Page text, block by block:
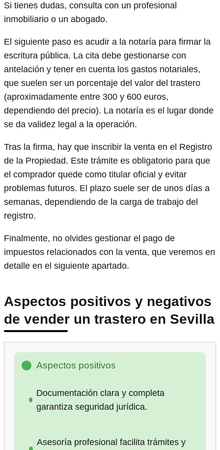
Si tienes dudas, consulta con un profesional
inmobiliario o un abogado.
El siguiente paso es acudir a la notaría para firmar la
escritura pública. La cita debe gestionarse con
antelación y tener en cuenta los gastos notariales,
que suelen ser un porcentaje del valor del trastero
(aproximadamente entre 300 y 600 euros,
dependiendo del precio). La notaría es el lugar donde
se da validez legal a la operación.
Tras la firma, hay que inscribir la venta en el Registro
de la Propiedad. Este trámite es obligatorio para que
el comprador quede como titular oficial y evitar
problemas futuros. El plazo suele ser de unos días a
semanas, dependiendo de la carga de trabajo del
registro.
Finalmente, no olvides gestionar el pago de
impuestos relacionados con la venta, que veremos en
detalle en el siguiente apartado.
Aspectos positivos y negativos
de vender un trastero en Sevilla
Aspectos positivos
Documentación clara y completa
garantiza seguridad jurídica.
Asesoría profesional facilita trámites y